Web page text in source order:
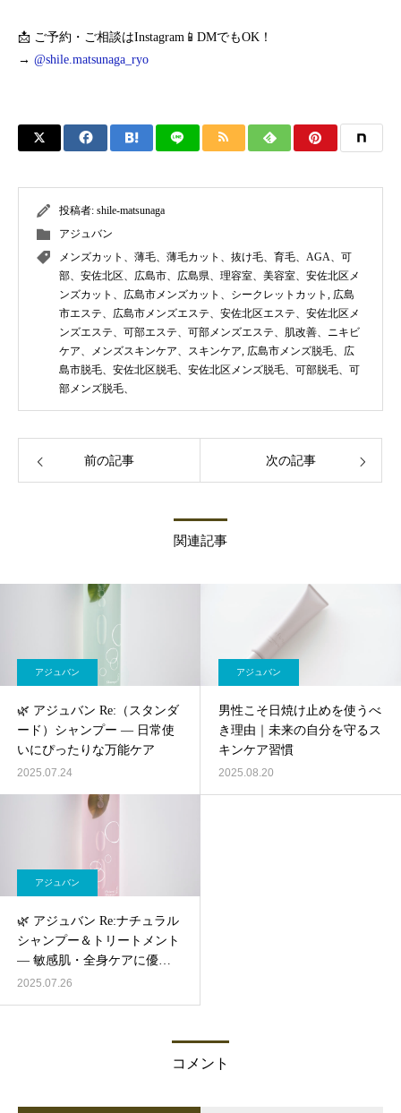
📩 ご予約・ご相談はInstagram📱DMでもOK！
→ @shile.matsunaga_ryo
投稿者: shile-matsunaga
アジュバン
メンズカット、薄毛、薄毛カット、抜け毛、育毛、AGA、可
部、安佐北区、広島市、広島県、理容室、美容室、安佐北区メ
ンズカット、広島市メンズカット、シークレットカット , 広島
市エステ、広島市メンズエステ、安佐北区エステ、安佐北区メ
ンズエステ、可部エステ、可部メンズエステ、肌改善、ニキビ
ケア、メンズスキンケア、スキンケア, 広島市メンズ脱毛、広
島市脱毛、安佐北区脱毛、安佐北区メンズ脱毛、可部脱毛、可
部メンズ脱毛、
前の記事 次の記事
関連記事
アジュバン
🌿 アジュバン Re:（スタンダ
ード）シャンプー ― 日常使
いにぴったりな万能ケア
2025.07.24
アジュバン
男性こそ日焼け止めを使うべ
き理由｜未来の自分を守るス
キンケア習慣
2025.08.20
アジュバン
🌿 アジュバン Re:ナチュラル
シャンプー＆トリートメント
— 敏感肌・全身ケアに優し
いシンプル処方
2025.07.26
コメント